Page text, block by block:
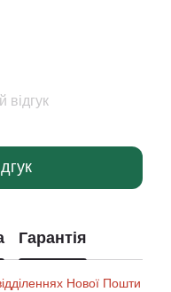
відгук
Гарантія
Нової Пошти